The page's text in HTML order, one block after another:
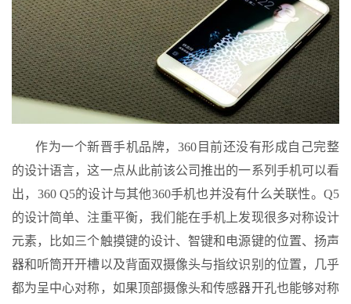
作为一个新晋手机品牌，360目前还没有形成自己完整
的设计语言，这一点从此前该公司推出的一系列手机可以看
出，360 Q5的设计与其他360手机也并没有什么关联性。Q5
的设计简单、注重平衡，我们能在手机上发现很多对称设计
元素，比如三个触摸键的设计、智键和电源键的位置、扬声
器和听筒开开槽以及背面双摄像头与指纹识别的位置，几乎
都为呈中心对称，如果顶部摄像头和传感器开孔也能够对称